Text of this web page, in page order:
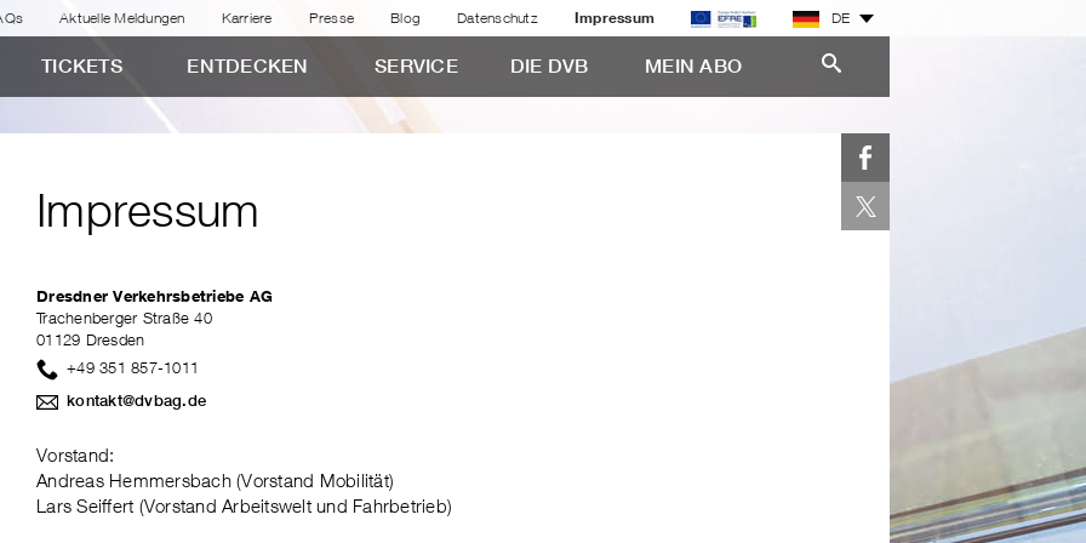
Aktuelle Meldungen Karriere Presse Blog Datenschutz Impressum DE
TICKETS ENTDECKEN SERVICE DIE DVB MEIN ABO
Impressum
Dresdner Verkehrsbetriebe AG
Trachenberger Straße 40
01129 Dresden
+49 351 857-1011
kontakt@dvbag.de
Vorstand:
Andreas Hemmersbach (Vorstand Mobilität)
Lars Seiffert (Vorstand Arbeitswelt und Fahrbetrieb)